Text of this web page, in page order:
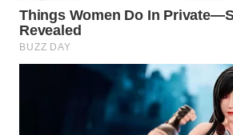
WN
SUKABUMI